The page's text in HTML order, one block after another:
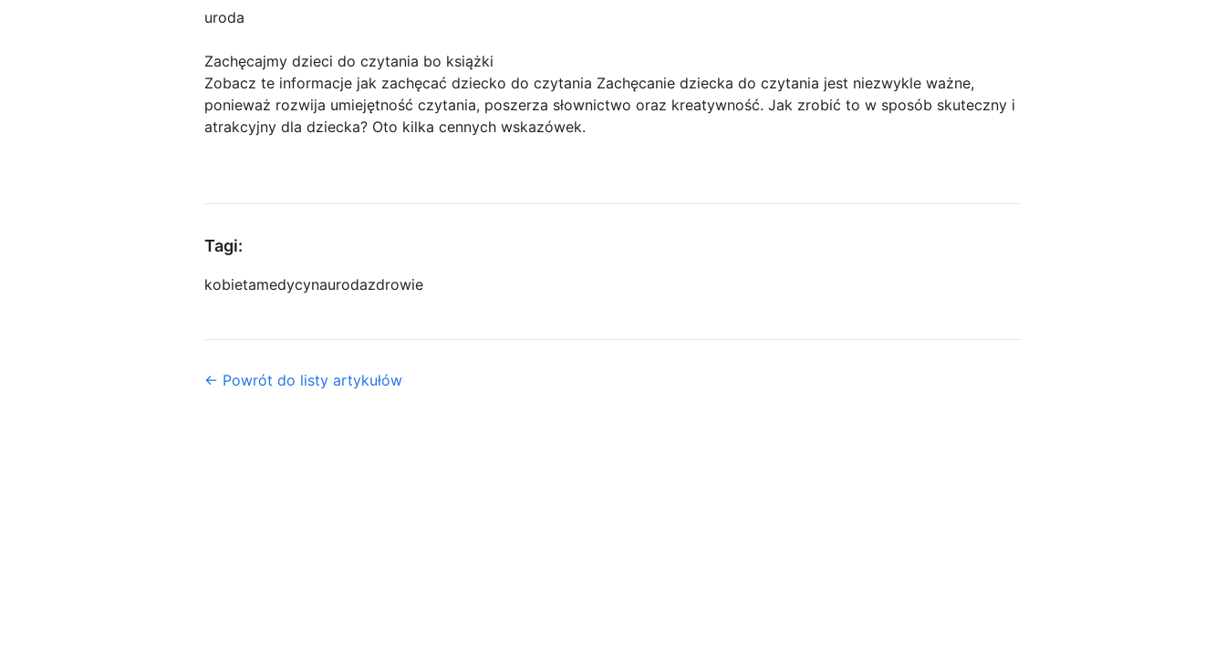
uroda
Zachęcajmy dzieci do czytania bo książki
Zobacz te informacje jak zachęcać dziecko do czytania Zachęcanie dziecka do czytania jest niezwykle ważne,
ponieważ rozwija umiejętność czytania, poszerza słownictwo oraz kreatywność. Jak zrobić to w sposób skuteczny i
atrakcyjny dla dziecka? Oto kilka cennych wskazówek.
Tagi:
kobietamedycynaurodazdrowie
← Powrót do listy artykułów